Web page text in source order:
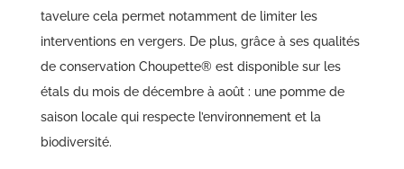
tavelure cela permet notamment de limiter les
interventions en vergers. De plus, grâce à ses qualités
de conservation Choupette® est disponible sur les
étals du mois de décembre à août : une pomme de
saison locale qui respecte l’environnement et la
biodiversité.